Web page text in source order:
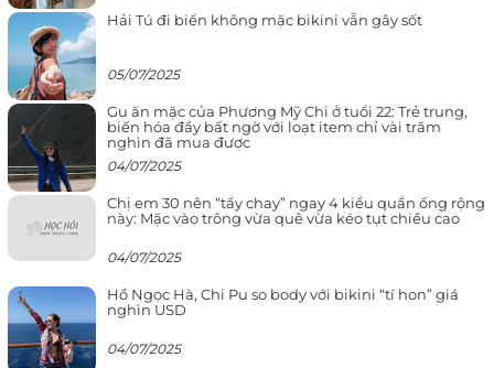
Hải Tú đi biển không mặc bikini vẫn gây sốt
05/07/2025
Gu ăn mặc của Phương Mỹ Chi ở tuổi 22: Trẻ trung,
biến hóa đầy bất ngờ với loạt item chỉ vài trăm
nghìn đã mua được
04/07/2025
Chị em 30 nên “tẩy chay” ngay 4 kiểu quần ống rộng
này: Mặc vào trông vừa quê vừa kéo tụt chiều cao
04/07/2025
Hồ Ngọc Hà, Chi Pu so body với bikini “tí hon” giá
nghìn USD
04/07/2025